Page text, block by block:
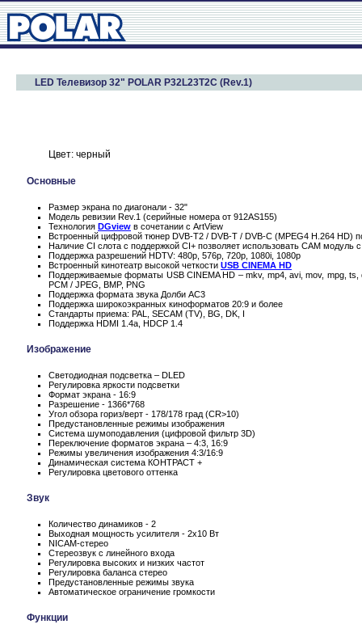
LED Телевизор 32" POLAR P32L23T2C (Rev.1)
Цвет: черный
Основные
Размер экрана по диагонали - 32"
Модель ревизии Rev.1 (серийные номера от 912AS155)
Технология DGview в сочетании с ArtView
Встроенный цифровой тюнер DVB-T2 / DVB-T / DVB-C (MPEG4 H.264 HD)
Наличие CI слота с поддержкой CI+ позволяет использовать CAM модуль
Поддержка разрешений HDTV: 480p, 576p, 720p, 1080i, 1080p
Встроенный кинотеатр высокой четкости USB CINEMA HD
Поддерживаемые форматы USB CINEMA HD – mkv, mp4, avi, mov, mpg, ts,
PCM / JPEG, BMP, PNG
Поддержка формата звука Долби AC3
Поддержка широкоэкранных киноформатов 20:9 и более
Стандарты приема: PAL, SECAM (TV), BG, DK, I
Поддержка HDMI 1.4a, HDCP 1.4
Изображение
Светодиодная подсветка – DLED
Регулировка яркости подсветки
Формат экрана - 16:9
Разрешение - 1366*768
Угол обзора гориз/верт - 178/178 град (CR>10)
Предустановленные режимы изображения
Система шумоподавления (цифровой фильтр 3D)
Переключение форматов экрана – 4:3, 16:9
Режимы увеличения изображения 4:3/16:9
Динамическая система КОНТРАСТ +
Регулировка цветового оттенка
Звук
Количество динамиков - 2
Выходная мощность усилителя - 2x10 Вт
NICAM-стерео
Стереозвук с линейного входа
Регулировка высоких и низких частот
Регулировка баланса стерео
Предустановленные режимы звука
Автоматическое ограничение громкости
Функции